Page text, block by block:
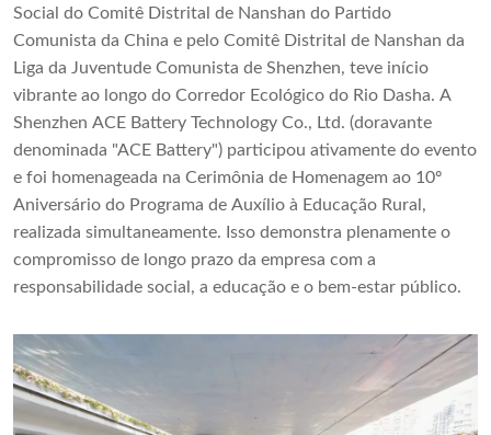
Social do Comitê Distrital de Nanshan do Partido
Comunista da China e pelo Comitê Distrital de Nanshan da
Liga da Juventude Comunista de Shenzhen, teve início
vibrante ao longo do Corredor Ecológico do Rio Dasha. A
Shenzhen ACE Battery Technology Co., Ltd. (doravante
denominada "ACE Battery") participou ativamente do evento
e foi homenageada na Cerimônia de Homenagem ao 10º
Aniversário do Programa de Auxílio à Educação Rural,
realizada simultaneamente. Isso demonstra plenamente o
compromisso de longo prazo da empresa com a
responsabilidade social, a educação e o bem-estar público.